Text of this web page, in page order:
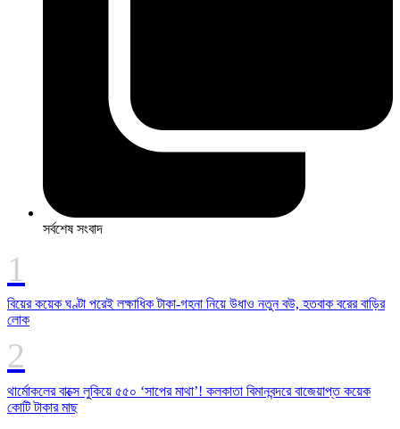
সর্বশেষ সংবাদ
বিয়ের কয়েক ঘণ্টা পরেই লক্ষাধিক টাকা-গহনা নিয়ে উধাও নতুন বউ, হতবাক বরের বাড়ির
লোক
থার্মোকলের বাক্সে লুকিয়ে ৫৫০ ‘সাপের মাথা’! কলকাতা বিমানবন্দরে বাজেয়াপ্ত কয়েক
কোটি টাকার মাছ